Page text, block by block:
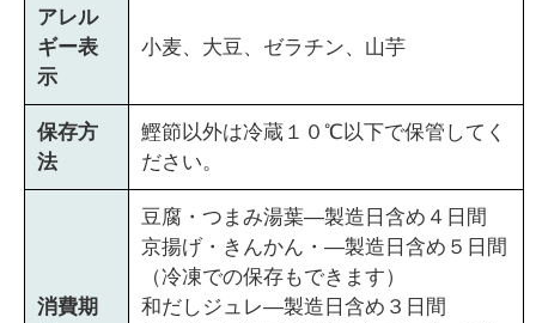
アレル
ギー表
示
小麦、大豆、ゼラチン、山芋
保存方
法
鰹節以外は冷蔵１０℃以下で保管してく
ださい。
消費期
豆腐・つまみ湯葉―製造日含め４日間
京揚げ・きんかん・―製造日含め５日間
（冷凍での保存もできます）
和だしジュレ―製造日含め３日間